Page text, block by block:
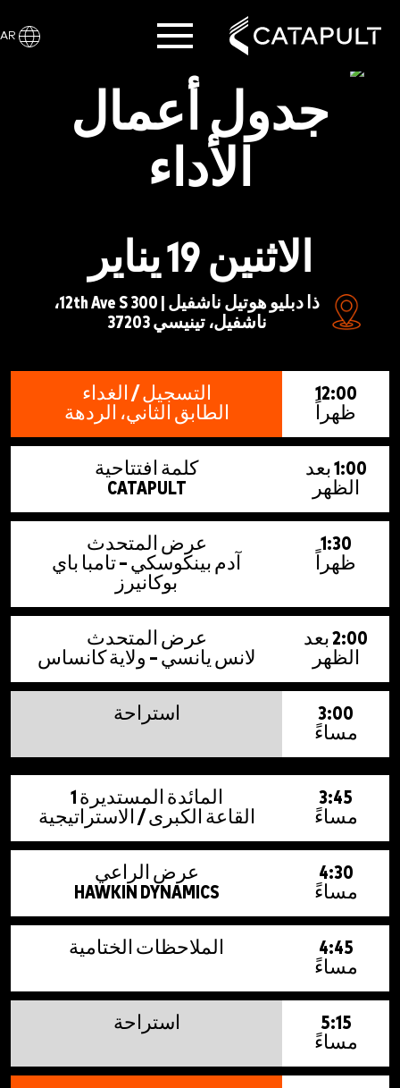
جدول أعمال
الأداء
الاثنين 19 يناير
ذا دبليو هوتيل ناشفيل | 300 12th Ave S،
ناشفيل، تينيسي 37203
12:00
ظهراً
التسجيل / الغداء
الطابق الثاني، الردهة
1:00 بعد
الظهر
كلمة افتتاحية
CATAPULT
1:30
ظهراً
عرض المتحدث
آدم بينكوسكي – تامبا باي
بوكانيرز
2:00 بعد
الظهر
عرض المتحدث
لانس يانسي – ولاية كانساس
3:00
مساءً
استراحة
3:45
مساءً
المائدة المستديرة 1
القاعة الكبرى / الاستراتيجية
4:30
مساءً
عرض الراعي
HAWKIN DYNAMICS
4:45
مساءً
الملاحظات الختامية
5:15
مساءً
استراحة